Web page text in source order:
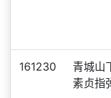
161230
青城山
素贞指